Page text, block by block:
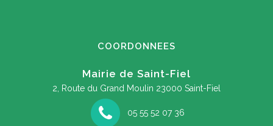
COORDONNEES
Mairie de Saint-Fiel
2, Route du Grand Moulin 23000 Saint-Fiel
05 55 52 07 36